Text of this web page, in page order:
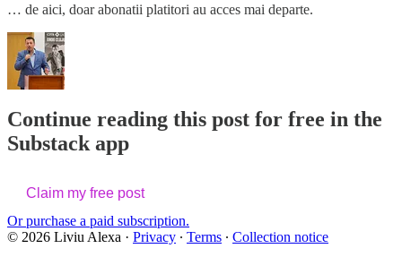
… de aici, doar abonatii platitori au acces mai departe.
Continue reading this post for free in the
Substack app
Claim my free post
Or purchase a paid subscription.
© 2026 Liviu Alexa · Privacy ∙ Terms ∙ Collection notice